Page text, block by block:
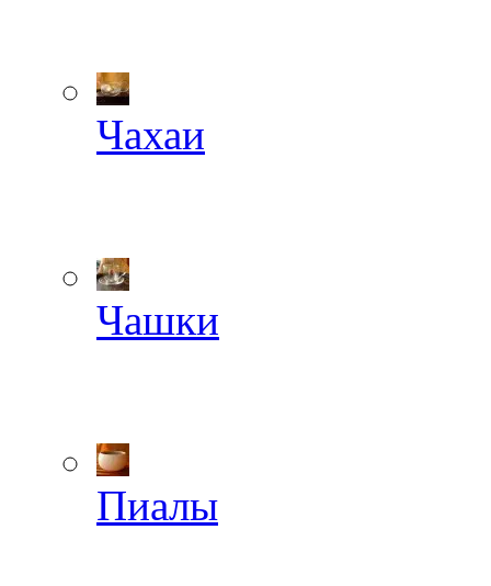
Чахаи
Чашки
Пиалы